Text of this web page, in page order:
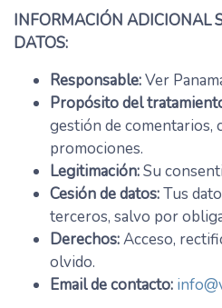
INFORMACIÓN ADICIONAL
DATOS:
Responsable:Ver
Propósito del
gestión de comentarios,
promociones.
Legitimación:Su
Cesión de datos:Tus
terceros, salvo por
Derechos:Acceso,
olvido.
Email de contacto: